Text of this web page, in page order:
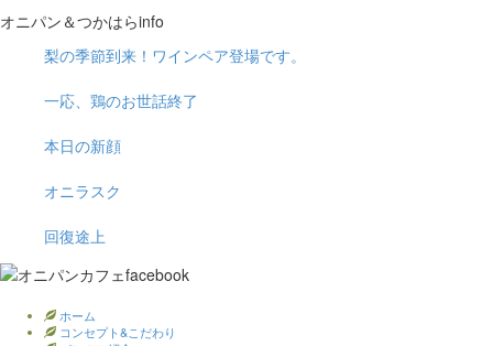
オニパン＆つかはらinfo
梨の季節到来！ワインペア登場です。
一応、鶏のお世話終了
本日の新顔
オニラスク
回復途上
ホーム
コンセプト&こだわり